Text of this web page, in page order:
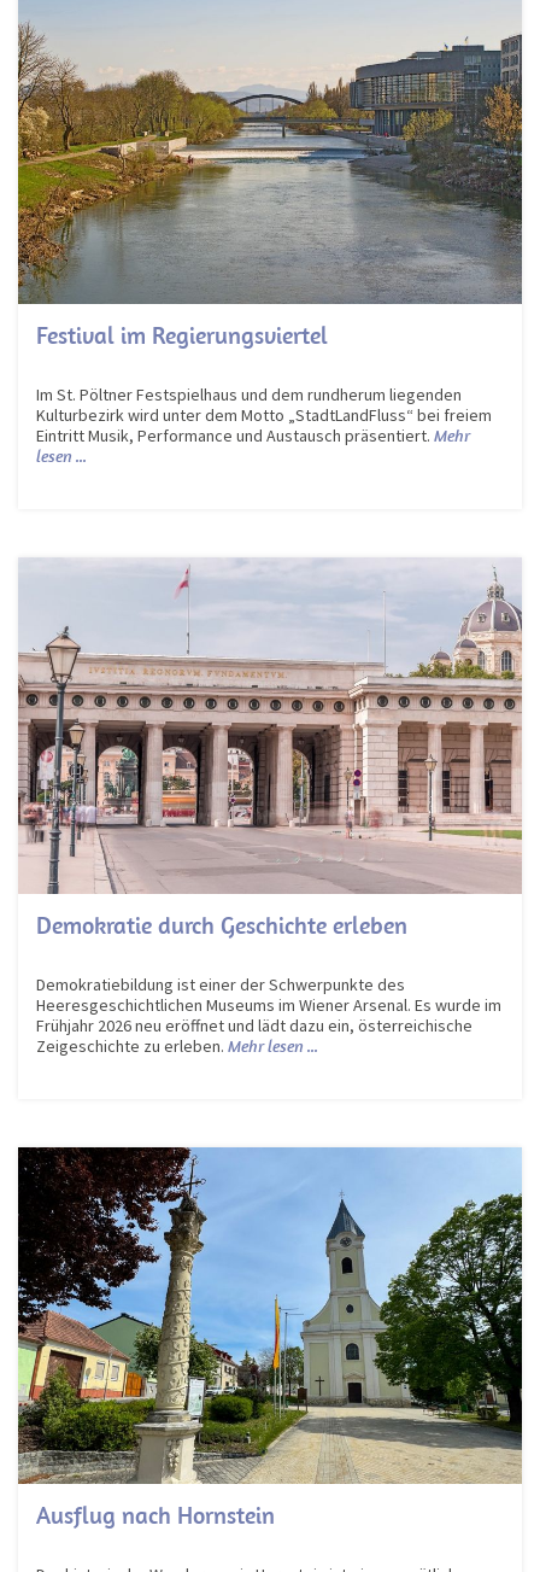
Festival im Regierungsviertel
Im St. Pöltner Festspielhaus und dem rundherum liegenden
Kulturbezirk wird unter dem Motto „StadtLandFluss“ bei freiem
Eintritt Musik, Performance und Austausch präsentiert. Mehr
lesen ...
Demokratie durch Geschichte erleben
Demokratiebildung ist einer der Schwerpunkte des
Heeresgeschichtlichen Museums im Wiener Arsenal. Es wurde im
Frühjahr 2026 neu eröffnet und lädt dazu ein, österreichische
Zeigeschichte zu erleben. Mehr lesen ...
Ausflug nach Hornstein